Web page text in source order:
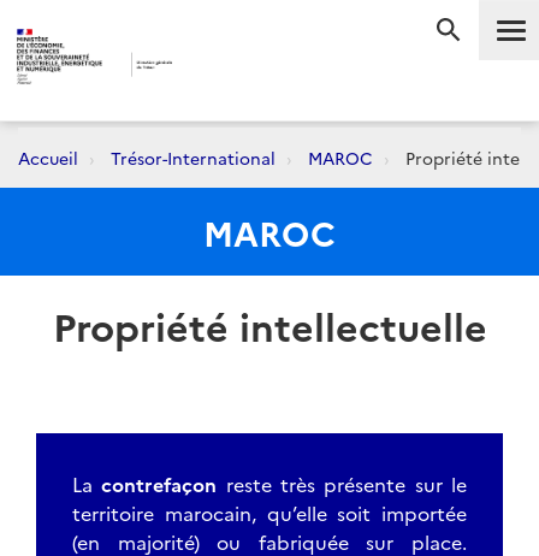
Accueil Trésor-International MAROC Propriété
MAROC
Propriété intellectuelle
La contrefaçon reste très présente sur le
territoire marocain, qu’elle soit importée
(en majorité) ou fabriquée sur place.